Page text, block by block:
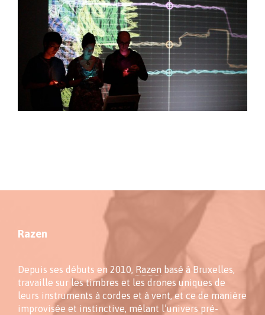
Razen
Depuis ses débuts en 2010, Razen basé à Bruxelles,
travaille sur les timbres et les drones uniques de
leurs instruments à cordes et à vent, et ce de manière
improvisée et instinctive, mêlant l’univers pré-